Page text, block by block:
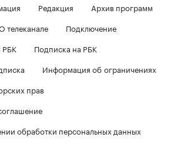
Редакция
Архив программ
телеканале
Подключение
РБК
Подписка на РБК
Информация об ограничениях
прав
обработки персональных данных